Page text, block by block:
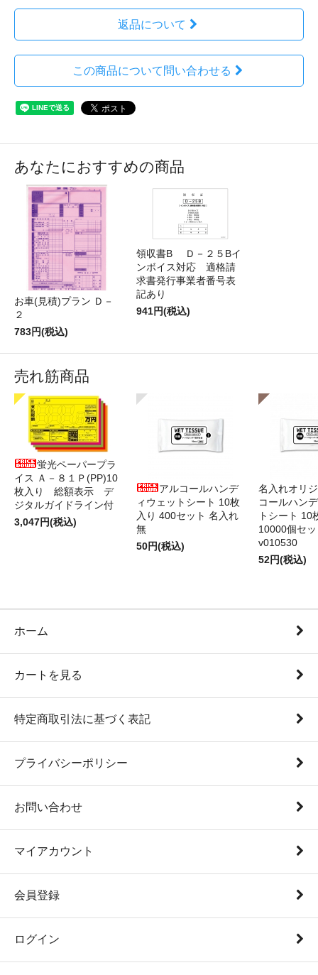
返品について
この商品について問い合わせる
あなたにおすすめの商品
お車(見積)プラン Ｄ－
２
783円(税込)
領収書B Ｄ－２５Bイ
ンボイス対応 適格請
求書発行事業者番号表
記あり
941円(税込)
売れ筋商品
蛍光ペーパープラ
イス Ａ－８１Ｐ(PP)10
枚入り 総額表示 デ
ジタルガイドライン付
3,047円(税込)
アルコールハンデ
ィウェットシート 10枚
入り 400セット 名入れ
無
50円(税込)
名入れオリ
コールハン
トシート 10
10000個セ
v010530
52円(税込)
ホーム
カートを見る
特定商取引法に基づく表記
プライバシーポリシー
お問い合わせ
マイアカウント
会員登録
ログイン